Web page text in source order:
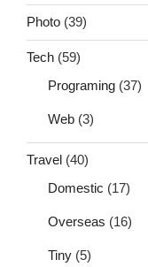
Photo (39)
Tech (59)
Programing (37)
Web (3)
Travel (40)
Domestic (17)
Overseas (16)
Tiny (5)